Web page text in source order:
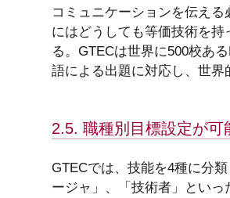
コミュニケーションを伝え
にはどうしても等価技術を
る。GTECは世界に500校あ
語による出題に対応し、世
2.5. 職種別目標設定が可
GTECでは、技能を4種に分
ージャ」、「技術者」とい